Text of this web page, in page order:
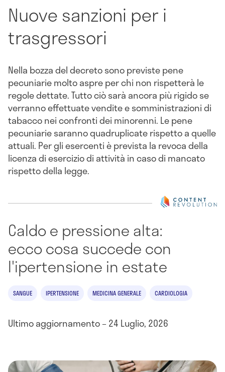
Nuove sanzioni per i
trasgressori
Nella bozza del decreto sono previste pene
pecuniarie molto aspre per chi non rispetterà le
regole dettate. Tutto ciò sarà ancora più rigido se
verranno effettuate vendite e somministrazioni di
tabacco nei confronti dei minorenni. Le pene
pecuniarie saranno quadruplicate rispetto a quelle
attuali. Per gli esercenti è prevista la revoca della
licenza di esercizio di attività in caso di mancato
rispetto della legge.
Caldo e pressione alta:
ecco cosa succede con
l'ipertensione in estate
SANGUE IPERTENSIONE MEDICINA GENERALE CARDIOLOGIA
Ultimo aggiornamento – 24 Luglio, 2026